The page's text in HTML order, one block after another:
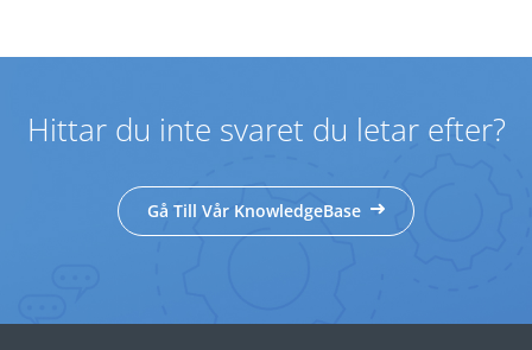
Hittar du inte svaret du letar efter?
Gå Till Vår KnowledgeBase